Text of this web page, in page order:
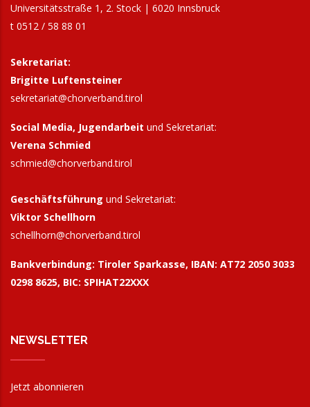
Universitätsstraße 1, 2. Stock | 6020 Innsbruck
t 0512 / 58 88 01
Sekretariat:
Brigitte Luftensteiner
sekretariat@chorverband.tirol
Social Media, Jugendarbeit und Sekretariat:
Verena Schmied
schmied@chorverband.tirol
Geschäftsführung und Sekretariat:
Viktor Schellhorn
schellhorn@chorverband.tirol
Bankverbindung: Tiroler Sparkasse, IBAN: AT72 2050 3033
0298 8625, BIC: SPIHAT22XXX
NEWSLETTER
Jetzt abonnieren